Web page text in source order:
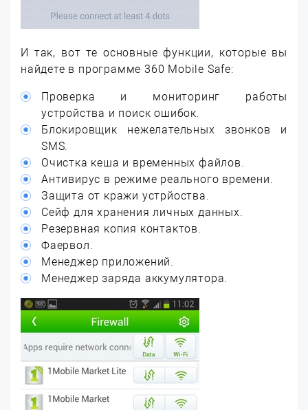
И так, вот те основные функции, которые вы
найдете в программе 360 Mobile Safe:
Проверка и мониторинг работы
устройства и поиск ошибок.
Блокировщик нежелательных звонков и
SMS.
Очистка кеша и временных файлов.
Антивирус в режиме реального времени.
Защита от кражи устрйоства.
Сейф для хранения личных данных.
Резервная копия контактов.
Фаервол.
Менеджер приложений.
Менеджер заряда аккумулятора.